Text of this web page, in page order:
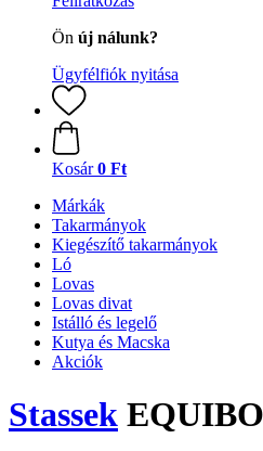
Ön új nálunk?
Ügyfélfiók nyitása
Kosár 0 Ft
Márkák
Takarmányok
Kiegészítő takarmányok
Ló
Lovas
Lovas divat
Istálló és legelő
Kutya és Macska
Akciók
Stassek